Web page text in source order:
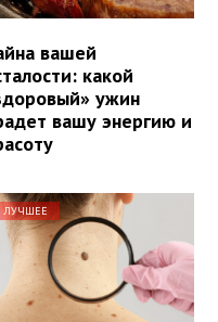
вашей
какой
ужин
вашу энергию и
ЛУЧШЕЕ